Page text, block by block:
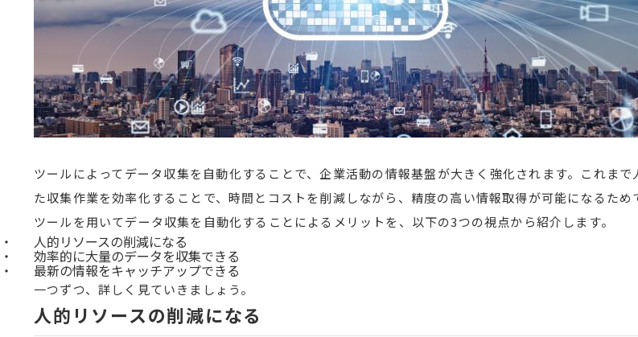
ツールによってデータ収集を自動化することで、企業活動の情報基盤が大きく強化されます。これまで
た収集作業を効率化することで、時間とコストを削減しながら、精度の高い情報取得が可能になるため
ツールを用いてデータ収集を自動化することによるメリットを、以下の3つの視点から紹介します。
人的リソースの削減になる
効率的に大量のデータを収集できる
最新の情報をキャッチアップできる
一つずつ、詳しく見ていきましょう。
人的リソースの削減になる